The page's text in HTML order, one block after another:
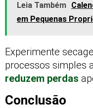
Leia Também
em Pequenas
Experimente
processos simples
reduzem perdas
Conclusão